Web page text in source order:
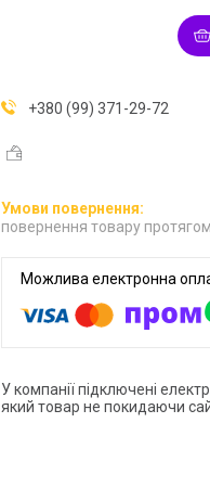
+380 (99) 371-29-72
повернення товару
У компанії підключені
який товар не покидаючи